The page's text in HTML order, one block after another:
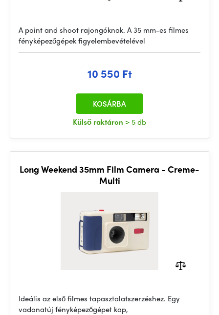
A point and shoot rajongóknak. A 35 mm-es filmes
fényképezőgépek figyelembevételével
10 550 Ft
Külső raktáron > 5 db
KOSÁRBA
Long Weekend 35mm Film Camera - Creme-
Multi
Ideális az első filmes tapasztalatszerzéshez. Egy
vadonatúj fényképezőgépet kap,